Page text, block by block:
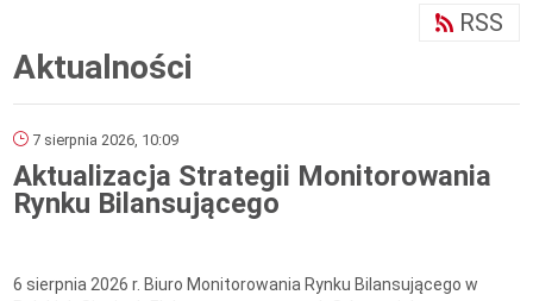
Aktualności
RSS
7 sierpnia 2026, 10:09
Aktualizacja Strategii Monitorowania
Rynku Bilansującego
6 sierpnia 2026 r. Biuro Monitorowania Rynku Bilansującego w